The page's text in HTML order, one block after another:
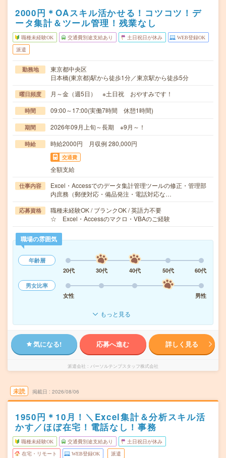
2000円＊OAスキル活かせる！コツコツ！デ
ータ集計＆ツール管理！残業なし
職種未経験OK 交通費別途支給あり 土日祝日が休み WEB登録OK
派遣
勤務地
東京都中央区
日本橋(東京都)駅から徒歩1分／東京駅から徒歩5分
曜日頻度 月～金（週5日） ※土日祝 おやすみです！
時間 09:00～17:00(実働7時間 休憩1時間)
期間 2026年09月上旬～長期 ※9月～！
時給 時給2000円 月収例 280,000円
交通費
全額支給
仕事内容
Excel・Accessでのデータ集計管理ツールの修正・管理部
内庶務（郵便対応・備品発注・電話対応な…
応募資格
職種未経験OK / ブランクOK / 英語力不要
☆ Excel・Accessのマクロ・VBAのご経験
職場の雰囲気
年齢層
20代
30代 40代 50代
60代
男女比率
女性
男性
もっと見る
気になる! 応募へ進む 詳しく見る
派遣会社 パーソルテンプスタッフ株式会社
未読 掲載日 2026/08/06
1950円＊10月！＼Excel集計＆分析スキル活
かす／ほぼ在宅！電話なし！事務
職種未経験OK 交通費別途支給あり 土日祝日が休み
在宅・リモート WEB登録OK 派遣